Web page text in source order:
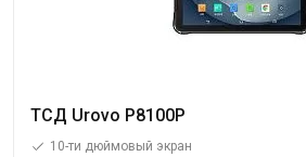
ТСД Urovo P8100P
10-ти дюймовый экран